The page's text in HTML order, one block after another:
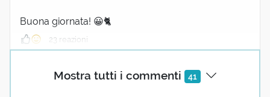
Mostra tutti i commenti 41
Buona giornata! 😀🐈
23 reazioni
Monica Battaglia